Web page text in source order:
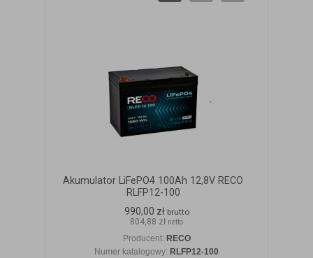
Akumulator LiFePO4 100Ah 12,8V RECO
RLFP12-100
990,00 zł brutto
804,88 zł netto
Producent: RECO
Numer katalogowy: RLFP12-100